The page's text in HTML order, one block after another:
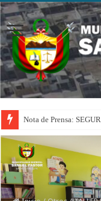
Nota de Prensa: